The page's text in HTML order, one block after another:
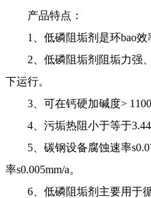
产品特点：
1、低磷阻垢剂是环bao效
2、低磷阻垢剂阻垢力强、
下运行。
3、可在钙硬加碱度>
4、污垢热阻小于等于
5、碳钢设备腐蚀速率
率s0.005mm/a。
6、低磷阻垢剂主要用于循